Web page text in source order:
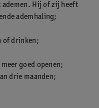
Hij of zij heeft
ademhaling;
of drinken;
goed openen;
drie maanden;